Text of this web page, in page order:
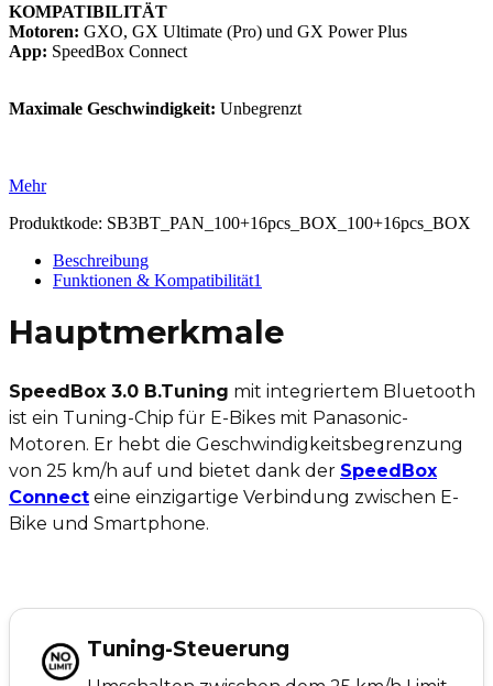
KOMPATIBILITÄT
Motoren: GXO, GX Ultimate (Pro) und GX Power Plus
App: SpeedBox Connect
Maximale Geschwindigkeit: Unbegrenzt
Mehr
Produktkode: SB3BT_PAN_100+16pcs_BOX_100+16pcs_BOX
Beschreibung
Funktionen & Kompatibilität1
Hauptmerkmale
SpeedBox 3.0 B.Tuning mit integriertem Bluetooth
ist ein Tuning-Chip für E-Bikes mit Panasonic-
Motoren. Er hebt die Geschwindigkeitsbegrenzung
von 25 km/h auf und bietet dank der SpeedBox
Connect eine einzigartige Verbindung zwischen E-
Bike und Smartphone.
Tuning-Steuerung